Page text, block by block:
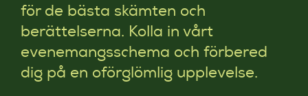
för de bästa skämten och
berättelserna. Kolla in vårt
evenemangsschema och förbered
dig på en oförglömlig upplevelse.